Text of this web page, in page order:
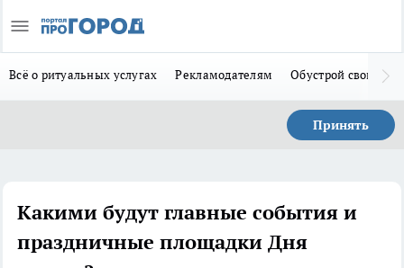
Всё о ритуальных услугах Рекламодателям Обустрой свой дом
Принять
Какими будут главные события и
праздничные площадки Дня